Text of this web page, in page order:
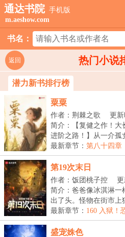
通达书院 手机版
m.aeshow.com
书名：
热门小说
返回
潜力新书排行榜
粟粟
作者：荆棘之歌
更
简介：【复健之作！大
进阶之路！】从一介孤
最新章节： 第八十四章
第19次末日
作者：饭团桃子控
简介：爸爸像冰淇淋一
出了头。怪物在街市上
最新章节： 160 入狱！
盛宠姝色